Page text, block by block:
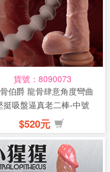
貨號：8090073
伯爵 龍骨肆意角度彎曲
挺吸盤逼真老二棒-中號
$520元